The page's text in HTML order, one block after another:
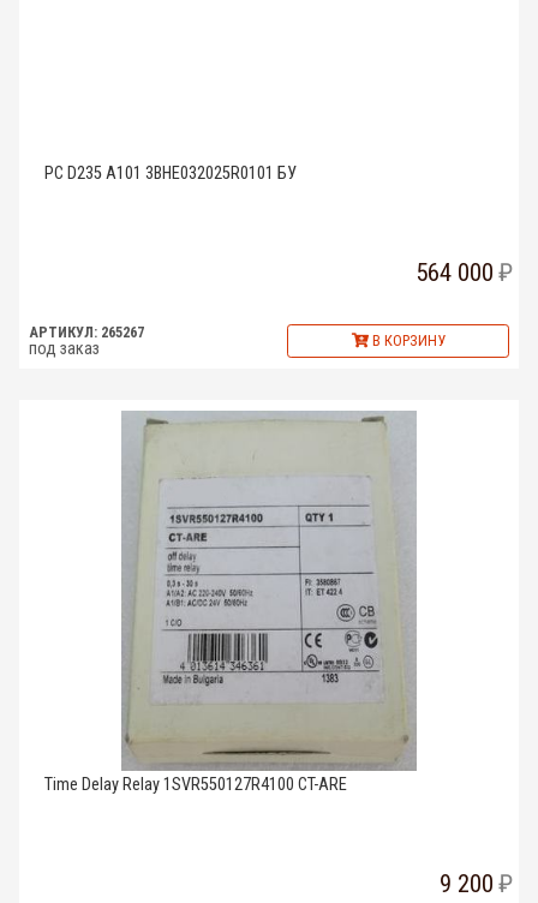
PC D235 A101 3BHE032025R0101 БУ
564 000
АРТИКУЛ: 265267
под заказ В КОРЗИНУ
Time Delay Relay 1SVR550127R4100 CT-ARE
9 200